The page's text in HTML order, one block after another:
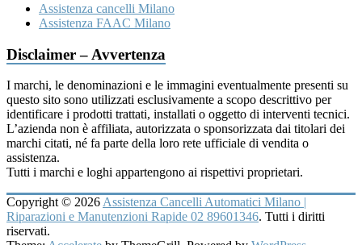
Assistenza cancelli Milano
Assistenza FAAC Milano
Disclaimer – Avvertenza
I marchi, le denominazioni e le immagini eventualmente presenti su
questo sito sono utilizzati esclusivamente a scopo descrittivo per
identificare i prodotti trattati, installati o oggetto di interventi tecnici.
L’azienda non è affiliata, autorizzata o sponsorizzata dai titolari dei
marchi citati, né fa parte della loro rete ufficiale di vendita o
assistenza.
Tutti i marchi e loghi appartengono ai rispettivi proprietari.
Copyright © 2026 Assistenza Cancelli Automatici Milano |
Riparazioni e Manutenzioni Rapide 02 89601346. Tutti i diritti
riservati.